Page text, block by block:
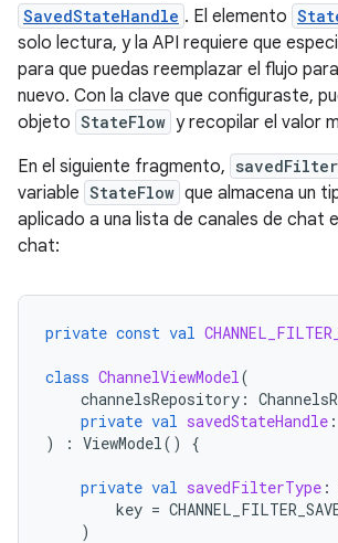
SavedStateHandle . El elemento
solo lectura, y la API requiere que
para que puedas reemplazar el flujo
nuevo. Con la clave que configuraste,
objeto StateFlow y recopilar el valor
En el siguiente fragmento,
variable StateFlow que almacena un
aplicado a una lista de canales de chat
chat:
private const val
class ChannelViewModel(
channelsRepository :
private val savedStateHandle :
)
: ViewModel() {
private val savedFilterType :
key =
)